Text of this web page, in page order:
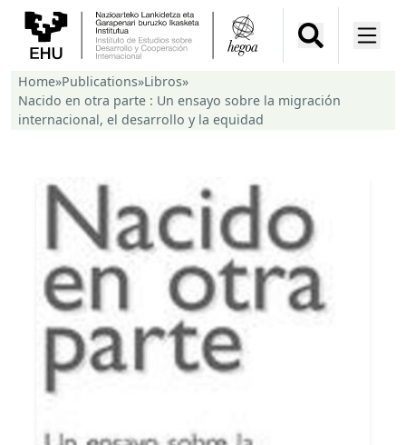
Home»Publications»Libros»
Nacido en otra parte : Un ensayo sobre la migración
internacional, el desarrollo y la equidad